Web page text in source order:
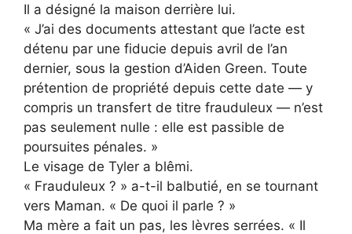
Il a désigné la maison derrière lui.
« J’ai des documents attestant que l’acte est
détenu par une fiducie depuis avril de l’an
dernier, sous la gestion d’Aiden Green. Toute
prétention de propriété depuis cette date — y
compris un transfert de titre frauduleux — n’est
pas seulement nulle : elle est passible de
poursuites pénales. »
Le visage de Tyler a blêmi.
« Frauduleux ? » a-t-il balbutié, en se tournant
vers Maman. « De quoi il parle ? »
Ma mère a fait un pas, les lèvres serrées. « Il